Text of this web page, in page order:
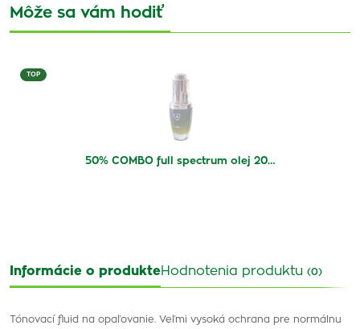
Môže sa vám hodiť
TOP
50% COMBO full spectrum olej 20…
Informácie o produkteHodnotenia produktu (0)
Tónovací fluid na opaľovanie. Veľmi vysoká ochrana pre normálnu